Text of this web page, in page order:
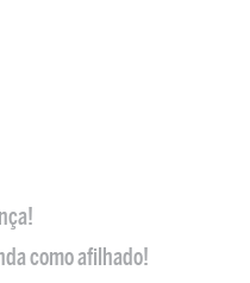
como afilhado!